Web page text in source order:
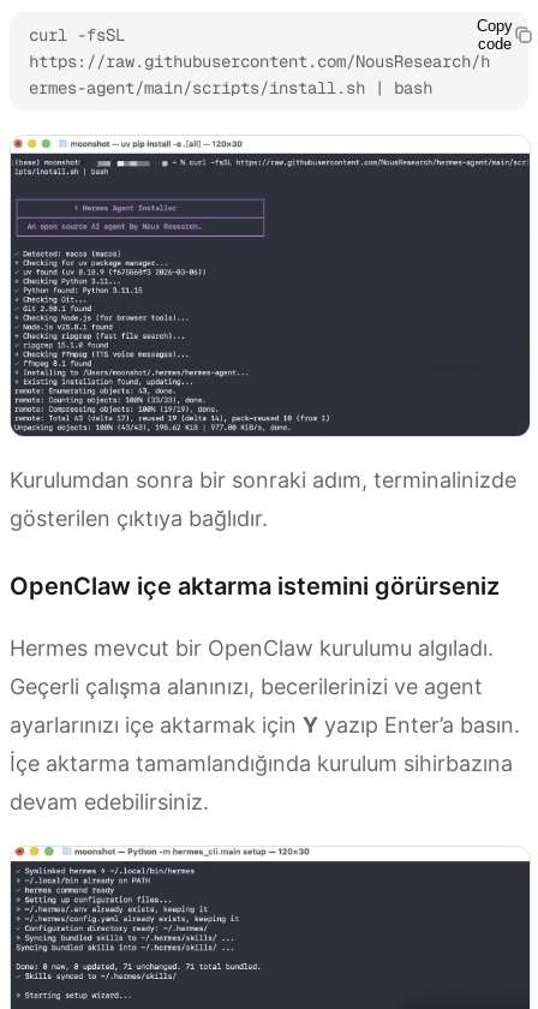
curl -fsSL
https://raw.githubusercontent.com/NousResearch/h
ermes-agent/main/scripts/install.sh | bash
Copy
code
Kurulumdan sonra bir sonraki adım, terminalinizde
gösterilen çıktıya bağlıdır.
OpenClaw içe aktarma istemini görürseniz
Hermes mevcut bir OpenClaw kurulumu algıladı.
Geçerli çalışma alanınızı, becerilerinizi ve agent
ayarlarınızı içe aktarmak için Y yazıp Enter’a basın.
İçe aktarma tamamlandığında kurulum sihirbazına
devam edebilirsiniz.